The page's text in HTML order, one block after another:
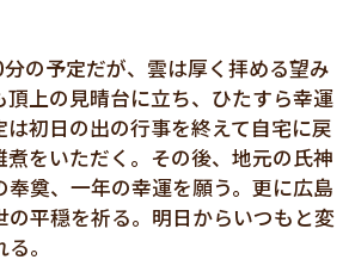
の予定だが、雲は厚く拝める望み
頂上の見晴台に立ち、ひたすら幸運
初日の出の行事を終えて自宅に戻
煮をいただく。その後、地元の氏神
奠、一年の幸運を願う。更に広島
の平穏を祈る。明日からいつもと変
。